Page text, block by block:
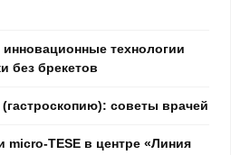
технологии
без брекетов
советы врачей
TESE в центре «Линия